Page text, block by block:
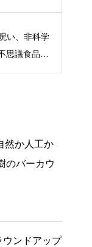
い、非科学
思議食品・
然か人工か
のバーカウ
ウンドアップ